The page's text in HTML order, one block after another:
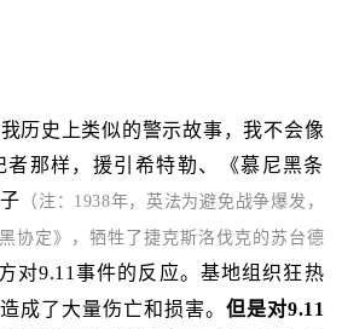
历史上类似的警示故事，我不会像
那样，援引希特勒、《慕尼黑条
（注：1938年，英法为避免战争爆发，
协定》，牺牲了捷克斯洛伐克的苏台德
对9.11事件的反应。基地组织狂热
成了大量伤亡和损害。 但是对9.11